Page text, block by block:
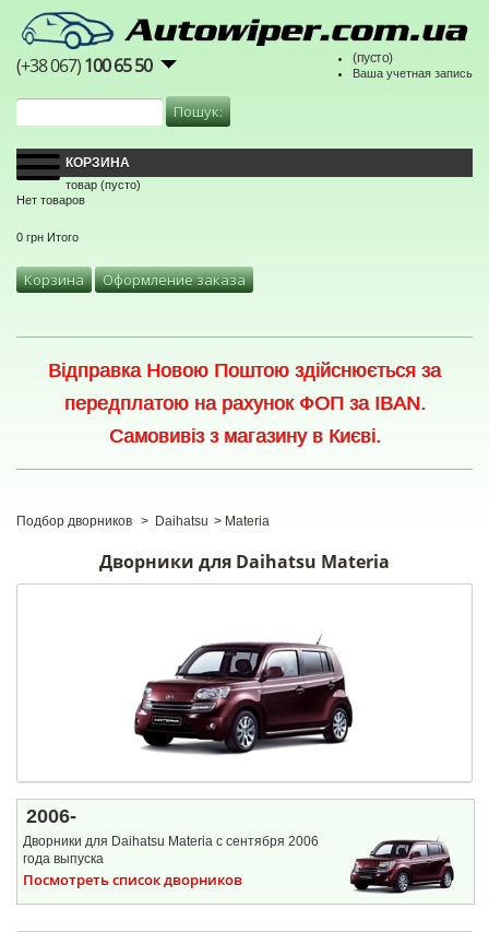
(+38 067)100 65 50 (пусто)
Ваша учетная запись
КОРЗИНА
товар (пусто)
Нет товаров
0 грн Итого
Корзина Оформление заказа
Відправка Новою Поштою здійснюється за
передплатою на рахунок ФОП за IBAN.
Самовивіз з магазину в Києві.
Подбор дворников > Daihatsu > Materia
Дворники для Daihatsu Materia
2006-
Дворники для Daihatsu Materia c сентября 2006
года выпуска
Посмотреть список дворников